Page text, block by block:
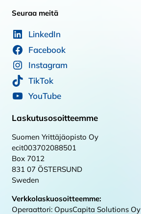
Seuraa meitä
LinkedIn
Facebook
Instagram
TikTok
YouTube
Laskutusosoitteemme
Suomen Yrittäjäopisto Oy
ecit003702088501
Box 7012
831 07 ÖSTERSUND
Sweden
Verkkolaskuosoitteemme:
Operaattori: OpusCapita Solutions Oy